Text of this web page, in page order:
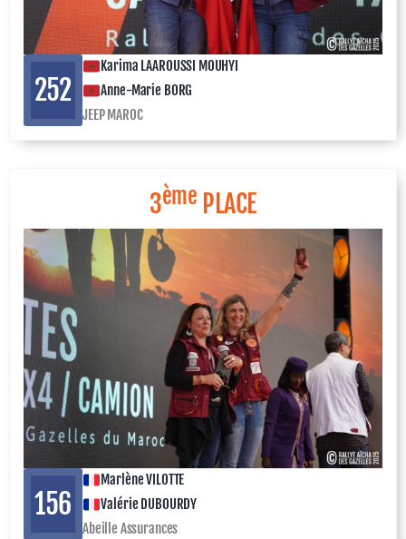
252
Karima LAAROUSSI MOUHYI
Anne-Marie BORG
JEEP MAROC
3ème PLACE
156
Marlène VILOTTE
Valérie DUBOURDY
Abeille Assurances